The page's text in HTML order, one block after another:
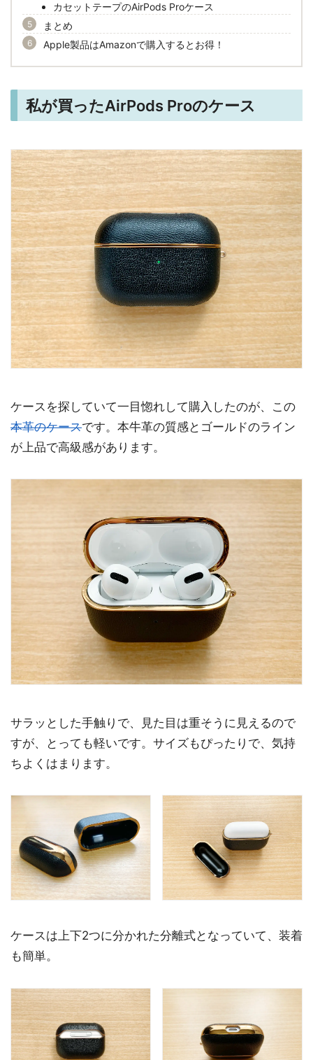
カセットテープのAirPods Proケース
まとめ
Apple製品はAmazonで購入するとお得！
私が買ったAirPods Proのケース
ケースを探していて一目惚れして購入したのが、この
本革のケースです。本牛革の質感とゴールドのライン
が上品で高級感があります。
サラッとした手触りで、見た目は重そうに見えるので
すが、とっても軽いです。サイズもぴったりで、気持
ちよくはまります。
ケースは上下2つに分かれた分離式となっていて、装着
も簡単。